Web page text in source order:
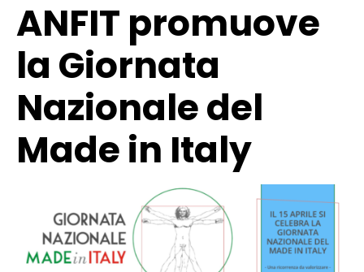
ANFIT promuove
la Giornata
Nazionale del
Made in Italy